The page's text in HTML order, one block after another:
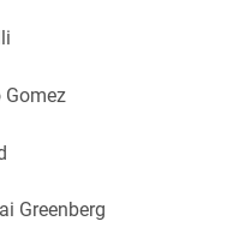
Gomez
Greenberg